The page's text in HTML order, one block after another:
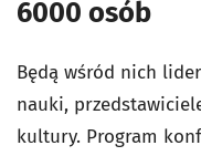
6000 osób
Będą wśród nich
nauki,
kultury. Program